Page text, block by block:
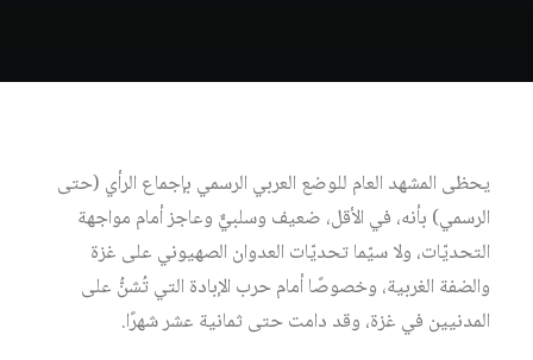
يحظى المشهد العام للوضع العربي الرسمي بإجماع الرأي (حتى
الرسمي) بأنه، في الأقل، ضعيف وسلبيٌّ وعاجز أمام مواجهة
التحديّات، ولا سيّما تحديّات العدوان الصهيوني على غزة
والضفة الغربية، وخصوصًا أمام حرب الإبادة التي تُشنُّ على
المدنيين في غزة، وقد دامت حتى ثمانية عشر شهرًا.